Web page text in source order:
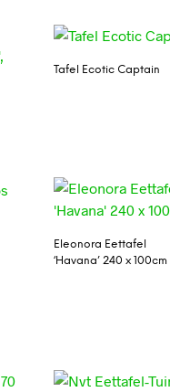
Tafel Ecotic Captain
Eleonora Eettafel
‘Havana’ 240 x 100cm